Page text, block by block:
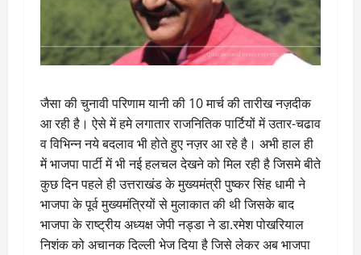
जैसा की चुनावी परिणाम यानी की 10 मार्च की तारीख नज़दीक
आ रही है। ऐसे में हमे लगातार राजनितिक पार्टियों में उतार-चढाव
व विभिन्न नये बदलाव भी होते हुए नज़र आ रहे है। अभी हाल ही
में भाजपा पार्टी में भी नई हलचल देखने को मिल रही है जिसमे बीते
कुछ दिन पहले ही उत्तराखंड के मुख्यमंत्री पुष्कर सिंह धामी ने
भाजपा के पूर्व मुख्यमंत्रियों से मुलाकात की थी जिसके बाद
भाजपा के राष्ट्रीय अध्यक्ष जेपी नड्डा ने डा.रमेश पोखरियाल
निशंक को अचानक दिल्ली भेज दिया है जिसे लेकर अब भाजपा